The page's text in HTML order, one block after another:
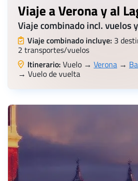
Viaje a Verona y al
Viaje combinado incl. vuelos
Viaje combinado incluye: 3
2 transportes/vuelos
Itinerario: Vuelo → Verona →
→ Vuelo de vuelta